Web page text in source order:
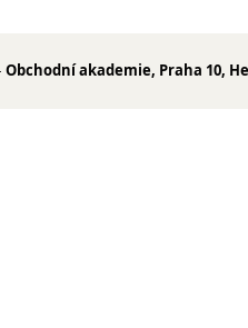
Obchodní akademie, Praha 10,